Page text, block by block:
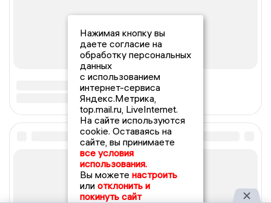
Нажимая кнопку вы
даете согласие на
обработку персональных
данных
с использованием
интернет-сервиса
Яндекс.Метрика,
top.mail.ru, LiveInternet.
На сайте используются
cookie. Оставаясь на
сайте, вы принимаете
все условия
использования.
Вы можете настроить
или отклонить и
покинуть сайт